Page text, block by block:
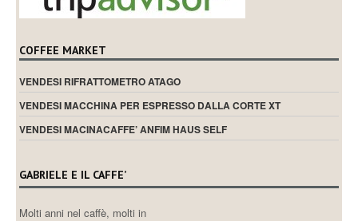
COFFEE MARKET
VENDESI RIFRATTOMETRO ATAGO
VENDESI MACCHINA PER ESPRESSO DALLA CORTE XT
VENDESI MACINACAFFE’ ANFIM HAUS SELF
GABRIELE E IL CAFFE’
Molti anni nel caffè, molti in